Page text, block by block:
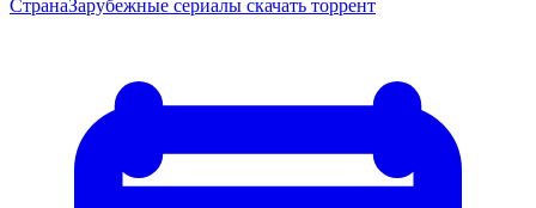
СтранаЗарубежные сериалы скачать торрент